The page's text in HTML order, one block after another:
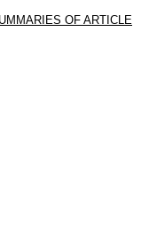
OF ARTICLE